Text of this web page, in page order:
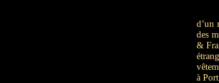
d’un
des
&
à